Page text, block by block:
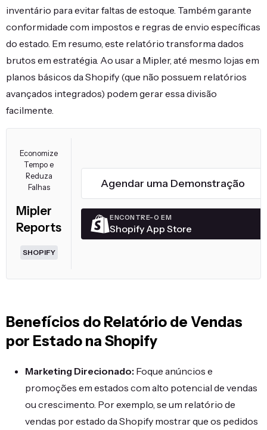
inventário para evitar faltas de estoque. Também garante
conformidade com impostos e regras de envio específicas
do estado. Em resumo, este relatório transforma dados
brutos em estratégia. Ao usar a Mipler, até mesmo lojas em
planos básicos da Shopify (que não possuem relatórios
avançados integrados) podem gerar essa divisão
facilmente.
Economize
Tempo e
Reduza
Falhas
Mipler
Reports
SHOPIFY
Agendar uma Demonstração
ENCONTRE-O EM
Shopify App Store
Benefícios do Relatório de Vendas
por Estado na Shopify
Marketing Direcionado: Foque anúncios e
promoções em estados com alto potencial de vendas
ou crescimento. Por exemplo, se um relatório de
vendas por estado da Shopify mostrar que os pedidos